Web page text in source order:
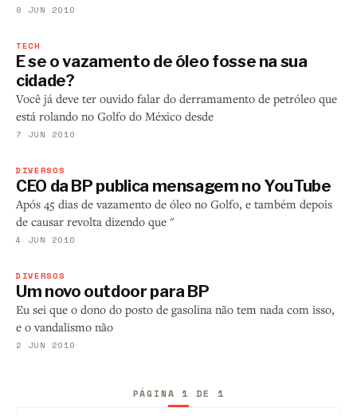
8 JUN 2010
TECH
E se o vazamento de óleo fosse na sua
cidade?
Você já deve ter ouvido falar do derramamento de petróleo que
está rolando no Golfo do México desde
7 JUN 2010
DIVERSOS
CEO da BP publica mensagem no YouTube
Após 45 dias de vazamento de óleo no Golfo, e também depois
de causar revolta dizendo que "
4 JUN 2010
DIVERSOS
Um novo outdoor para BP
Eu sei que o dono do posto de gasolina não tem nada com isso,
e o vandalismo não
2 JUN 2010
PÁGINA 1 DE 1